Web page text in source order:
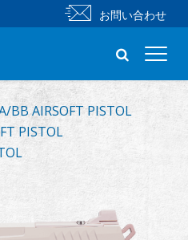
お問い合わせ
BB AIRSOFT PISTOL
PISTOL